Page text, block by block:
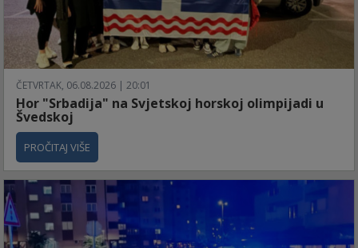
ČETVRTAK, 06.08.2026 | 20:01
Hor "Srbadija" na Svjetskoj horskoj olimpijadi u
Švedskoj
PROČITAJ VIŠE